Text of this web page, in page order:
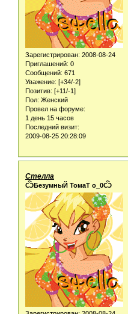
Зарегистрирован: 2008-08-24
Приглашений: 0
Сообщений: 671
Уважение: [+34/-2]
Позитив: [+11/-1]
Пол: Женский
Провел на форуме:
1 день 15 часов
Последний визит:
2009-08-25 20:28:09
Стелла
ѼБезумныЙ ТомаТ о_0Ѽ